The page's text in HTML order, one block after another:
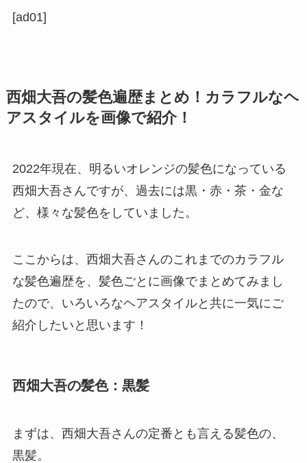
[ad01]
西畑大吾の髪色遍歴まとめ！カラフルなヘ
アスタイルを画像で紹介！
2022年現在、明るいオレンジの髪色になっている
西畑大吾さんですが、過去には黒・赤・茶・金な
ど、様々な髪色をしていました。
ここからは、 西畑大吾さんのこれまでのカラフル
な髪色遍歴を、髪色ごとに画像でまとめてみまし
たので、いろいろなヘアスタイルと共に一気にご
紹介したいと思います！
西畑大吾の髪色：黒髪
まずは、西畑大吾さんの定番とも言える髪色の、
黒髪。